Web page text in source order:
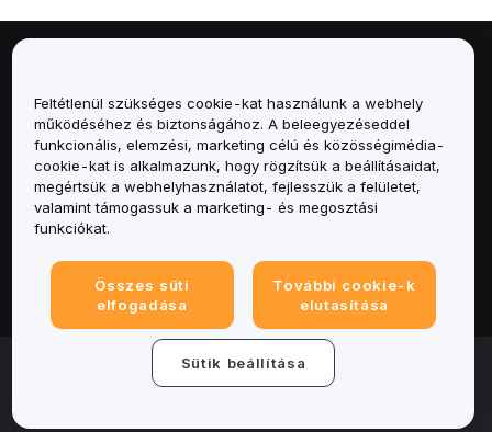
Szolgáltatások
Támogatás
Termékek
© 2025-2026 Bybit.eu. All rights reserved.
Feltétlenül szükséges cookie-kat használunk a webhely
működéséhez és biztonságához. A beleegyezéseddel
funkcionális, elemzési, marketing célú és közösségimédia-
cookie-kat is alkalmazunk, hogy rögzítsük a beállításaidat,
megértsük a webhelyhasználatot, fejlesszük a felületet,
valamint támogassuk a marketing- és megosztási
funkciókat.
Összes süti
elfogadása
További cookie-k
elutasítása
Sütik beállítása